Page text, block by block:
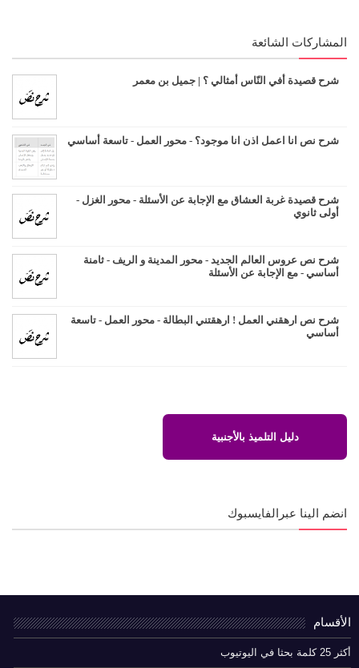
المشاركات الشائعة
شرح قصيدة أفي النّاس أمثالي ؟ | جميل بن معمر
شرح نص انا اعمل اذن انا موجود؟ - محور العمل - تاسعة أساسي
شرح قصيدة غربة العشاق مع الإجابة عن الأسئلة - محور الغزل -
أولى ثانوي
شرح نص عروس العالم الجديد - محور المدينة و الريف - ثامنة
أساسي - مع الإجابة عن الأسئلة
شرح نص ارهقني العمل ! ارهقتني البطالة - محور العمل - تاسعة
أساسي
دليل التلميذ بالأجنبية
انضم الينا عبرالفايسبوك
الأقسام
أكثر 25 كلمة بحثا في اليوتيوب